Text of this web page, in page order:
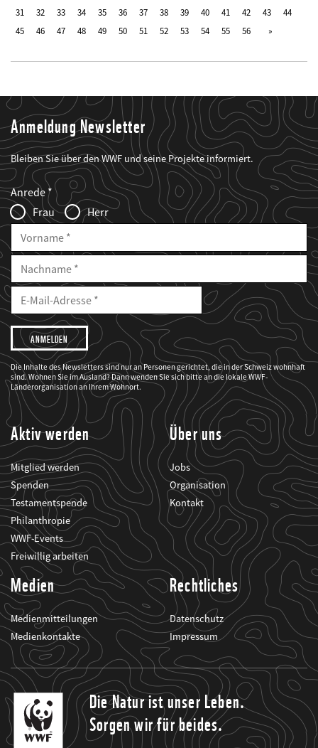
31
32 33 34 35 36 37 38 39 40 41 42 43
44
45
46 47 48 49 50 51 52 53 54 55 56
Anmeldung Newsletter
Bleiben Sie über den WWF und seine Projekte informiert.
Web2Case
Infofelder
Fieldset
anrede_name
Anrede
Frau
Herr
Vorname
Nachname
E-
Mailadresse
E-
Adresse
Ich
möchte,
dass
der
WWF
mich
über
seine
Projekte
informiert.
Die Inhalte des Newsletters sind nur an Personen gerichtet, die in der Schweiz wohnhaft
sind. Wohnen Sie im Ausland? Dann wenden Sie sich bitte an die lokale WWF-
Länderorganisation an Ihrem Wohnort.
Aktiv werden
Mitglied werden
Spenden
Testamentspende
Philanthropie
WWF-Events
Freiwillig arbeiten
Über uns
Jobs
Organisation
Kontakt
Medien
Medienmitteilungen
Medienkontakte
Rechtliches
Datenschutz
Impressum
Die Natur ist unser Leben.
Sorgen wir für beides.